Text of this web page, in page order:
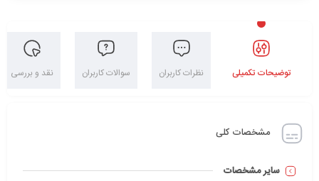
توضیحات تکمیلی نظرات کاربران سوالات کاربران نقد و بررسی
مشخصات کلی
سایر مشخصات